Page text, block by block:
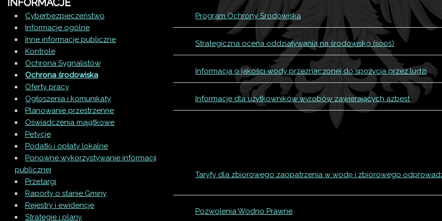
Postanowienia
Postanowienie o konieczności przeprowadzenia oceny
Wnioski o wydanie decyzji
Zawiadomienia
Ogłoszenia
Wnioski o wydanie decyzji
Decyzje
Program Ochrony Środowiska
Strategiczna ocena oddziaływania na środowisko (sooś)
Informacja o jakości wody przeznaczonej do spożycia przez ludzi
Informacje dla użytkowników wyrobów zawierających azbest
Taryfy dla zbiorowego zaopatrzenia w wodę i zbiorowego
Pozwolenia Wodno Prawne
INFORMACJE
Cyberbezpieczeństwo
Informacje ogólne
Inne informacje publiczne
Kontrole
Ochrona Sygnalistów
Ochrona środowiska
Oferty pracy
Ogłoszenia i komunikaty
Planowanie przestrzenne
Oświadczenia majątkowe
Petycje
Podatki i opłaty lokalne
Ponowne wykorzystywanie informacji
publicznej
Przetargi
Raporty o stanie Gminy
Rejestry i ewidencje
Strategie i plany